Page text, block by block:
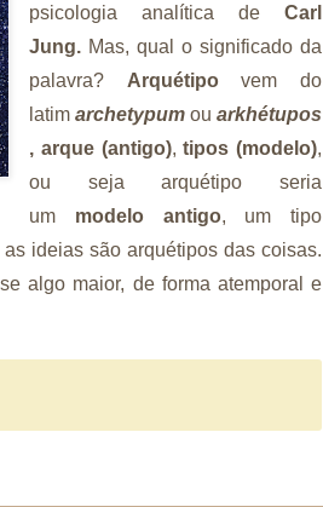
psicologia analítica de Carl
Jung. Mas, qual o significado da
palavra? Arquétipovem do
latim archetypum ou arkhétupos
, arque (antigo),tipos (modelo),
ou seja arquétipo seria
um modelo antigo, um tipo
as ideias são arquétipos das coisas.
algo maior, de forma atemporal e